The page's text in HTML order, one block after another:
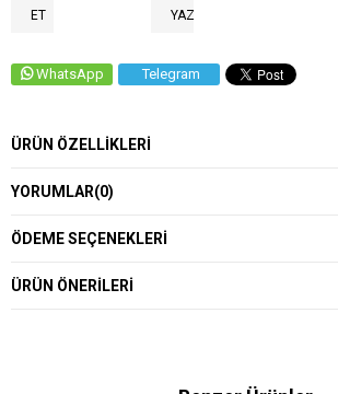
ET YAZ
WhatsApp Telegram
ÜRÜN ÖZELLIKLERI
YORUMLAR(0)
ÖDEME SEÇENEKLERI
ÜRÜN ÖNERILERI